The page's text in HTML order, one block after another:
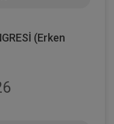
(Erken